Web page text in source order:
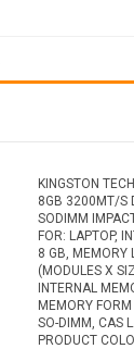
KINGSTON
8GB 3200MT/S
SODIMM
FOR: LAPTOP,
8 GB, MEMORY
(MODULES X
INTERNAL
MEMORY
SO-DIMM, CAS
PRODUCT